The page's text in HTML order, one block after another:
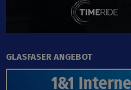
GLASFASER ANGEBOT